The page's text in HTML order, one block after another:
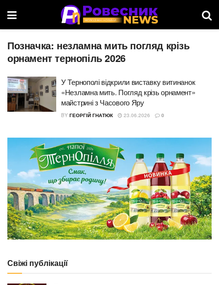
Позначка: незламна мить погляд крізь
орнамент тернопіль 2026
У Тернополі відкрили виставку витинанок
«Незламна мить. Погляд крізь орнамент»
майстрині з Часового Яру
BY ГЕОРГІЙ ГНАТЮК 23.06.2026 0
Свіжі публікації